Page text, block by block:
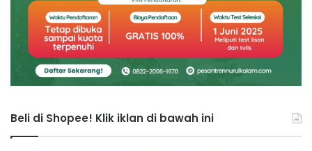
Beli di Shopee! Klik iklan di bawah ini